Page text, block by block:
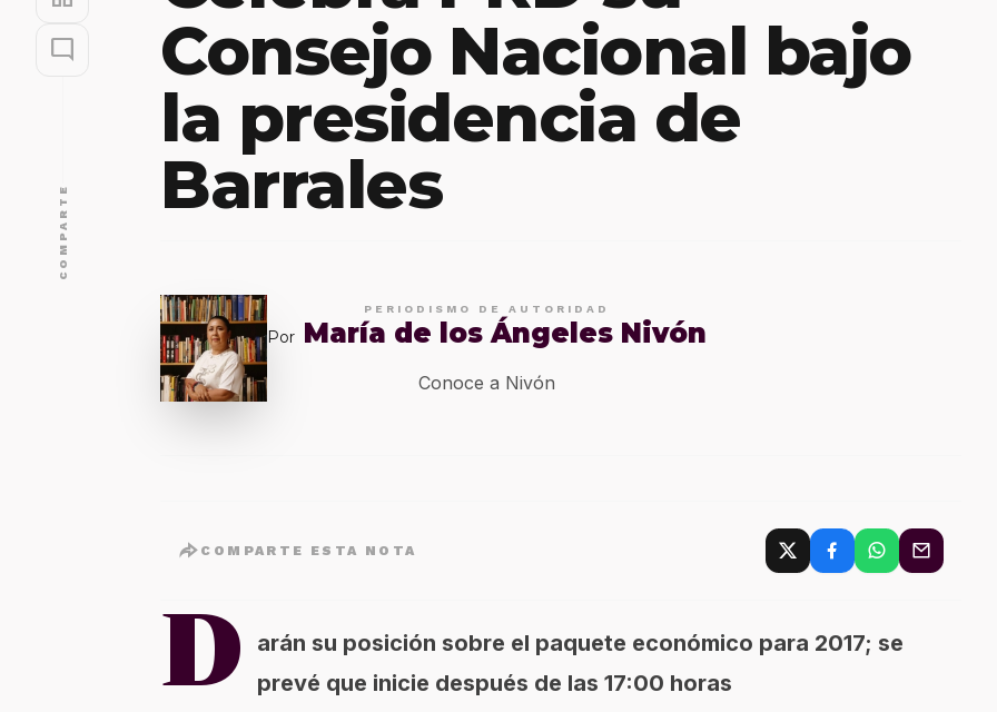
mode_comment
COMPARTE
Consejo Nacional bajo
la presidencia de
Barrales
PERIODISMO DE AUTORIDAD
Por María de los Ángeles Nivón
Conoce a Nivón
COMPARTE ESTA NOTA
D
arán su posición sobre el paquete económico para 2017; se
prevé que inicie después de las 17:00 horas